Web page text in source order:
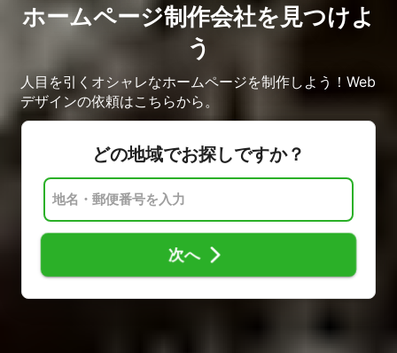
ホームページ制作会社を見つけよ
う
人目を引くオシャレなホームページを制作しよう！Web
デザインの依頼はこちらから。
どの地域でお探しですか？
次へ